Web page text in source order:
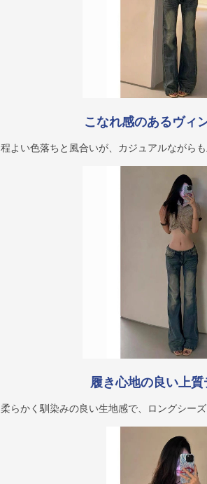
こなれ感のあるヴィ
程よい色落ちと風合いが、カジュアルながら
履き心地の良い上
柔らかく馴染みの良い生地感で、ロングシー